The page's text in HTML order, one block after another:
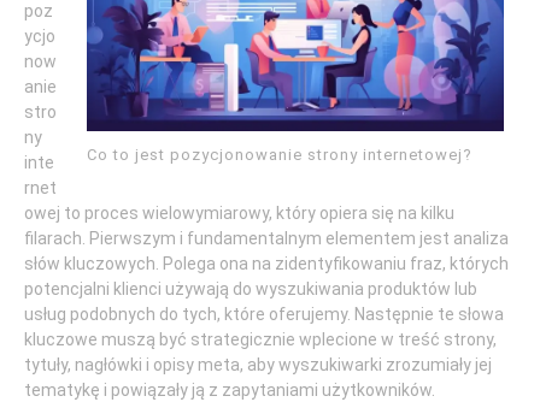
Co to jest pozycjonowanie strony internetowej?
poz
ycjo
now
anie
stro
ny
inte
rnet
owej to proces wielowymiarowy, który opiera się na kilku
filarach. Pierwszym i fundamentalnym elementem jest analiza
słów kluczowych. Polega ona na zidentyfikowaniu fraz, których
potencjalni klienci używają do wyszukiwania produktów lub
usług podobnych do tych, które oferujemy. Następnie te słowa
kluczowe muszą być strategicznie wplecione w treść strony,
tytuły, nagłówki i opisy meta, aby wyszukiwarki zrozumiały jej
tematykę i powiązały ją z zapytaniami użytkowników.